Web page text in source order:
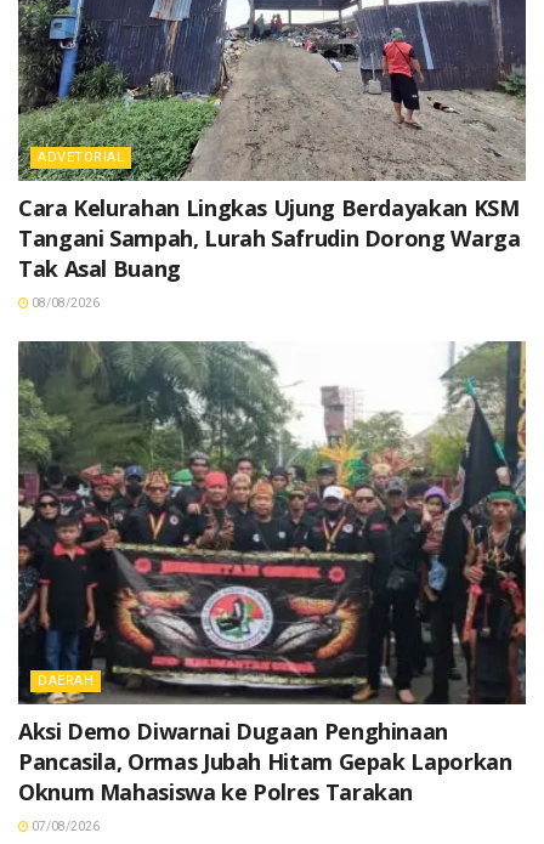
ADVETORIAL
Cara Kelurahan Lingkas Ujung Berdayakan KSM
Tangani Sampah, Lurah Safrudin Dorong Warga
Tak Asal Buang
08/08/2026
DAERAH
Aksi Demo Diwarnai Dugaan Penghinaan
Pancasila, Ormas Jubah Hitam Gepak Laporkan
Oknum Mahasiswa ke Polres Tarakan
07/08/2026